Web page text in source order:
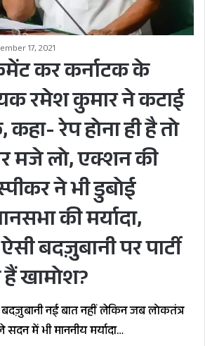
17, 2021
कर कर्नाटक के
रमेश कुमार ने कटाई
कहा- रेप होना ही है तो
लो, एक्शन की
ने भी डुबोई
की मर्यादा,
बदज़ुबानी पर पार्टी
हैं खामोश?
बदज़ुबानी नई बात नहीं लेकिन जब लोकतंत्र
में भी माननीय मर्यादा…